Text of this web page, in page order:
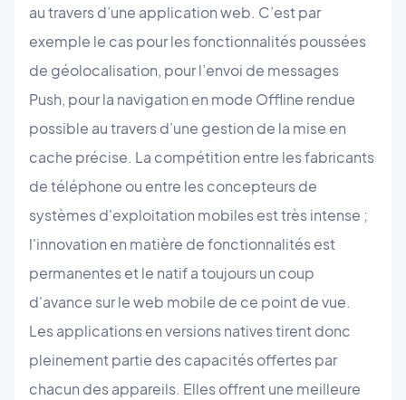
au travers d’une application web. C’est par
exemple le cas pour les fonctionnalités poussées
de géolocalisation, pour l’envoi de messages
Push, pour la navigation en mode Offline rendue
possible au travers d’une gestion de la mise en
cache précise. La compétition entre les fabricants
de téléphone ou entre les concepteurs de
systèmes d'exploitation mobiles est très intense ;
l'innovation en matière de fonctionnalités est
permanentes et le natif a toujours un coup
d'avance sur le web mobile de ce point de vue.
Les applications en versions natives tirent donc
pleinement partie des capacités offertes par
chacun des appareils. Elles offrent une meilleure